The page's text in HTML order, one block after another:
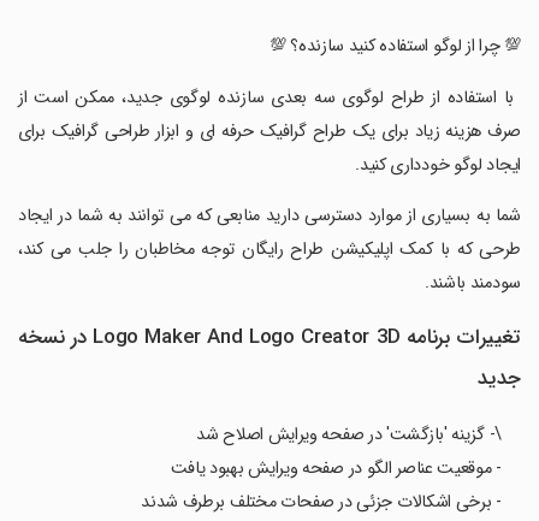
‏💯 چرا از لوگو استفاده کنید سازنده؟ 💯
‏ با استفاده از طراح لوگوی سه بعدی سازنده لوگوی جدید، ممکن است از
صرف هزینه زیاد برای یک طراح گرافیک حرفه ای و ابزار طراحی گرافیک برای
ایجاد لوگو خودداری کنید.
‏شما به بسیاری از موارد دسترسی دارید منابعی که می توانند به شما در ایجاد
طرحی که با کمک اپلیکیشن طراح رایگان توجه مخاطبان را جلب می کند،
سودمند باشند.
تغییرات برنامه Logo Maker And Logo Creator 3D در نسخه
جدید
\- گزینه 'بازگشت' در صفحه ویرایش اصلاح شد
- موقعیت عناصر الگو در صفحه ویرایش بهبود یافت
- برخی اشکالات جزئی در صفحات مختلف برطرف شدند